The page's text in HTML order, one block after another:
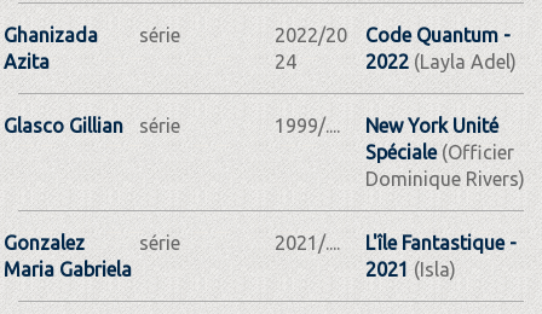
Ghanizada
Azita
série
2022/20
24
Code Quantum -
2022(Layla Adel)
Glasco Gillian série 1999/....
New York Unité
Spéciale(Officier
Dominique Rivers)
Gonzalez
Maria Gabriela
série 2021/....
L'île Fantastique -
2021 (Isla)